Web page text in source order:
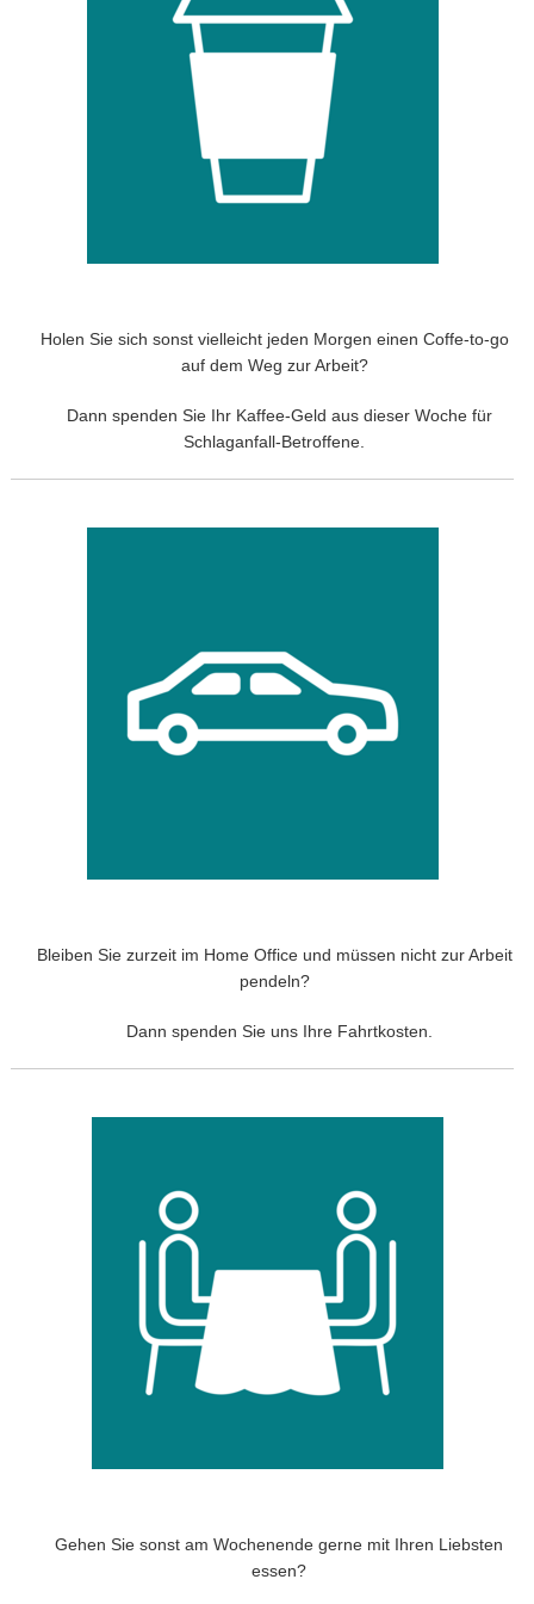
Holen Sie sich sonst vielleicht jeden Morgen einen Coffe-to-go
auf dem Weg zur Arbeit?
Dann spenden Sie Ihr Kaffee-Geld aus dieser Woche für
Schlaganfall-Betroffene.
Bleiben Sie zurzeit im Home Office und müssen nicht zur Arbeit
pendeln?
Dann spenden Sie uns Ihre Fahrtkosten.
Gehen Sie sonst am Wochenende gerne mit Ihren Liebsten
essen?